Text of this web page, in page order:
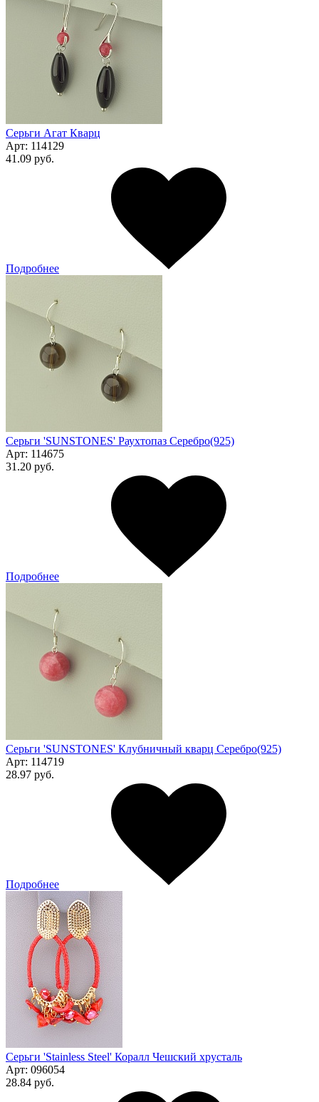
Серьги Агат Кварц
Арт: 114129
41.09 руб.
Подробнее
Серьги 'SUNSTONES' Раухтопаз Серебро(925)
Арт: 114675
31.20 руб.
Подробнее
Серьги 'SUNSTONES' Клубничный кварц Серебро(925)
Арт: 114719
28.97 руб.
Подробнее
Серьги 'Stainless Steel' Коралл Чешский хрусталь
Арт: 096054
28.84 руб.